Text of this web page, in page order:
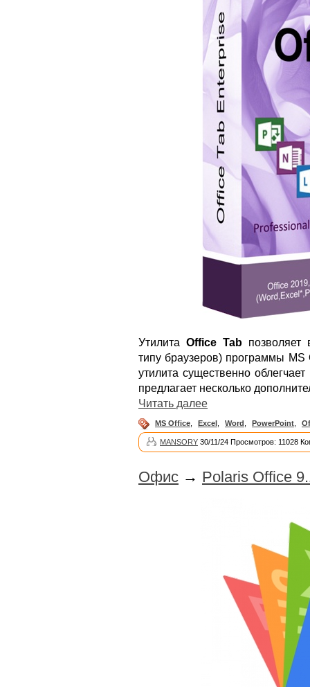
Утилита Office Tab позволяет
типу браузеров) программы MS
утилита существенно
предлагает несколько
Читать далее
MS Office Excel Word PowerPoint
MANSORY 30/11/24 Просмотров: 11028
Офис → Polaris Office